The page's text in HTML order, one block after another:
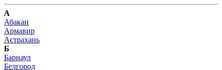
А
Абакан
Армавир
Астрахань
Б
Барнаул
Белгород